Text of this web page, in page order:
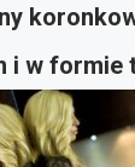
i w formie